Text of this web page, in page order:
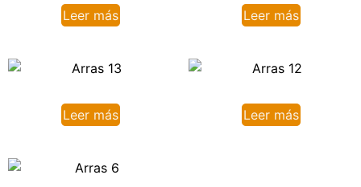
Leer más Leer más
Leer más Leer más